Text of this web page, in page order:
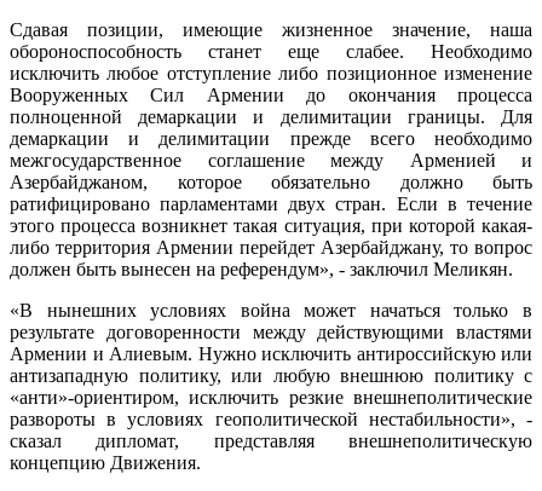
Сдавая позиции, имеющие жизненное значение, наша
обороноспособность станет еще слабее. Необходимо
исключить любое отступление либо позиционное изменение
Вооруженных Сил Армении до окончания процесса
полноценной демаркации и делимитации границы. Для
демаркации и делимитации прежде всего необходимо
межгосударственное соглашение между Арменией и
Азербайджаном, которое обязательно должно быть
ратифицировано парламентами двух стран. Если в течение
этого процесса возникнет такая ситуация, при которой какая-
либо территория Армении перейдет Азербайджану, то вопрос
должен быть вынесен на референдум», - заключил Меликян.
«В нынешних условиях война может начаться только в
результате договоренности между действующими властями
Армении и Алиевым. Нужно исключить антироссийскую или
антизападную политику, или любую внешнюю политику с
«анти»-ориентиром, исключить резкие внешнеполитические
развороты в условиях геополитической нестабильности», -
сказал дипломат, представляя внешнеполитическую
концепцию Движения.